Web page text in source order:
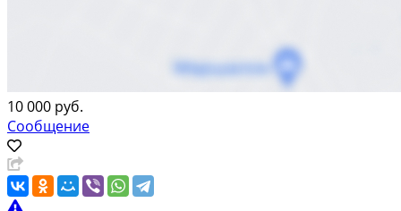
10 000 руб.
Сообщение